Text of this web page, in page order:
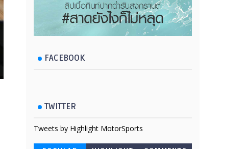
FACEBOOK
TWITTER
Tweets by Highlight MotorSports